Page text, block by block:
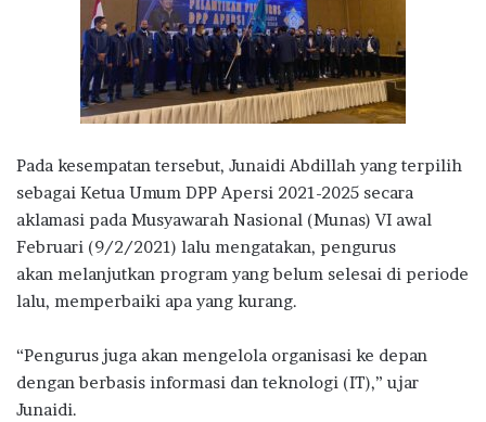
Pada kesempatan tersebut, Junaidi Abdillah yang terpilih
sebagai Ketua Umum DPP Apersi 2021-2025 secara
aklamasi pada Musyawarah Nasional (Munas) VI awal
Februari (9/2/2021) lalu mengatakan, pengurus
akan melanjutkan program yang belum selesai di periode
lalu, memperbaiki apa yang kurang.
“Pengurus juga akan mengelola organisasi ke depan
dengan berbasis informasi dan teknologi (IT),” ujar
Junaidi.